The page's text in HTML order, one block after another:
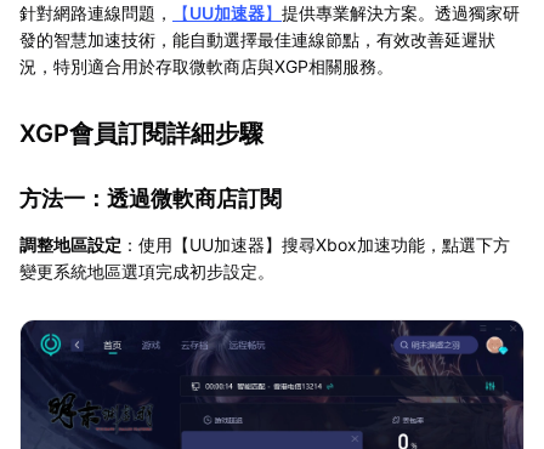
針對網路連線問題， 【UU加速器】 提供專業解決方案。透過獨家研
發的智慧加速技術，能自動選擇最佳連線節點，有效改善延遲狀
況，特別適合用於存取微軟商店與XGP相關服務。
XGP會員訂閱詳細步驟
方法一：透過微軟商店訂閱
調整地區設定 ：使用【UU加速器】搜尋Xbox加速功能，點選下方
變更系統地區選項完成初步設定。